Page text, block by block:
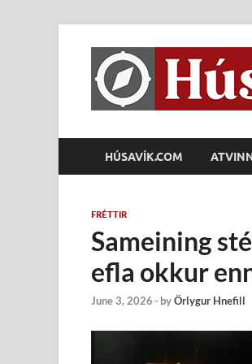
HÚSAVÍK.COM
FRÉTTIR
Sameining
efla okkur
June 3, 2026- byÖrlygur Hnefill